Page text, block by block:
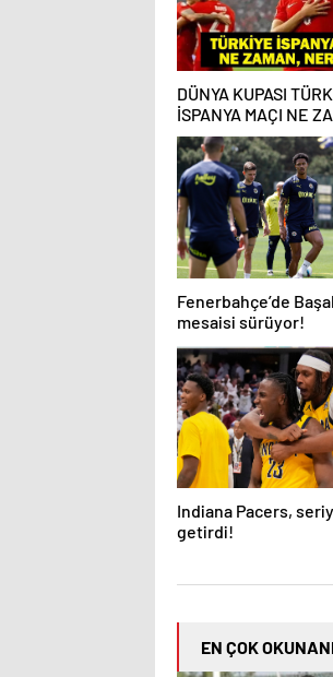
DÜNYA KUPASI
İSPANYA MAÇI NE
Türkiye İspanya Milli
Nerede Oynanacak?
Dünya Kupası Maç
Fenerbahçe’de
mesaisi sürüyor!
Indiana Pacers,
getirdi!
EN ÇOK